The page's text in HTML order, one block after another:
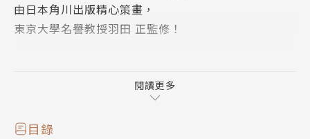
由日本角川出版精心策畫，
東京大學名譽教授羽田 正監修！
傅揚／台大歷史系助理教授
「歷史包含無數的故事，但又不僅僅是故事。這套書透
閱讀更多
目錄